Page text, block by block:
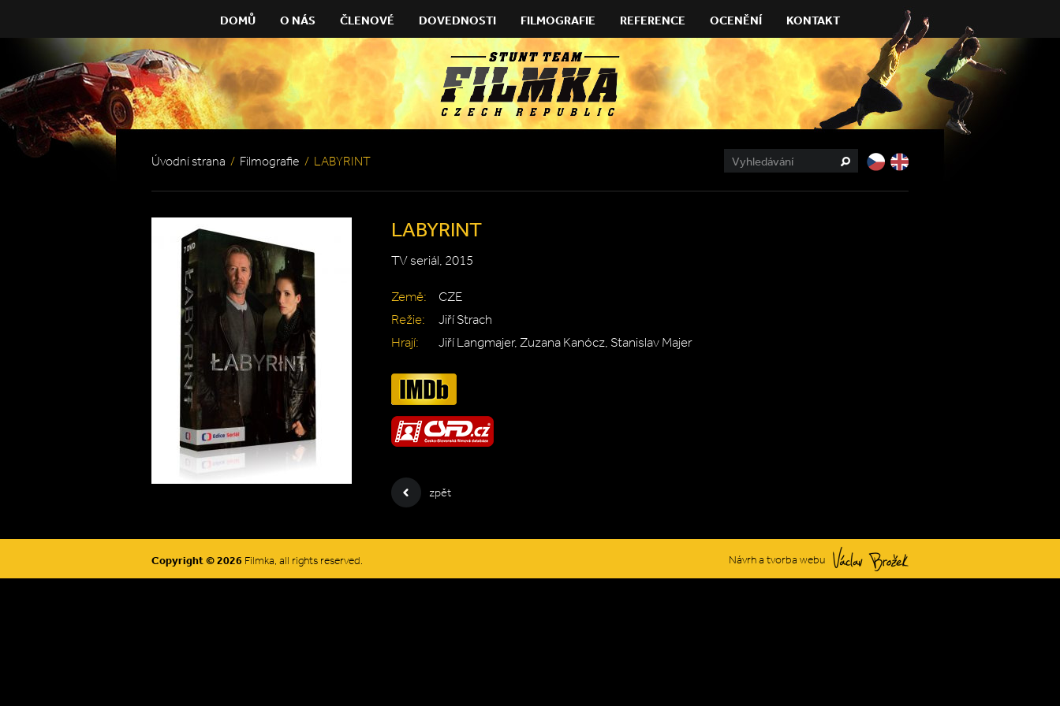
DOMŮ O NÁS ČLENOVÉ DOVEDNOSTI FILMOGRAFIE REFERENCE OCENĚNÍ KONTAKT
Úvodní strana / Filmografie / LABYRINT
LABYRINT
TV seriál, 2015
Země:
CZE
Režie:
Jiří Strach
Hrají:
Jiří Langmajer, Zuzana Kanócz, Stanislav Majer
zpět
Copyright © 2026 Filmka, all rights reserved. Návrh a tvorba webu